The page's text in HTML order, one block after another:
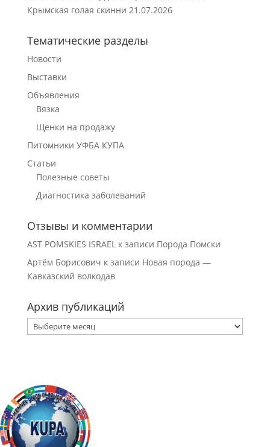
Крымская голая скинни 21.07.2026
Тематические разделы
Новости
Выставки
Объявления
Вязка
Щенки на продажу
Питомники УФБА КУПА
Статьи
Полезные советы
Диагностика заболеваний
Отзывы и комментарии
AST POMSKIES ISRAELк записи Порода Помски
Артём Борисович к записи Новая порода —
Кавказский волкодав
Архив публикаций
Архив
публикаций